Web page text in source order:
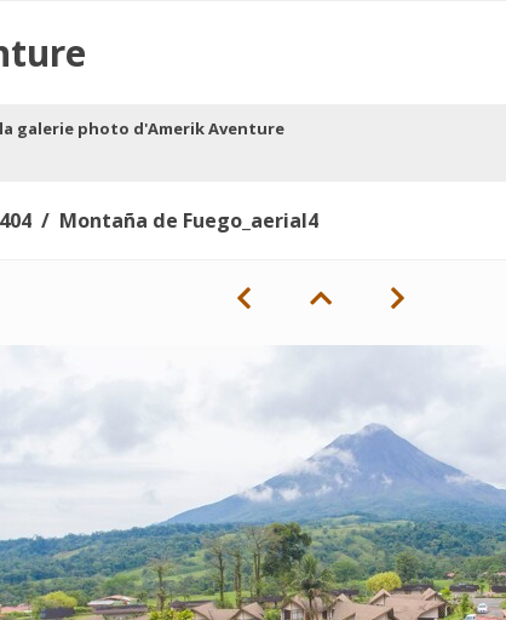
galerie photo d'Amerik Aventure
Montaña de Fuego_aerial4